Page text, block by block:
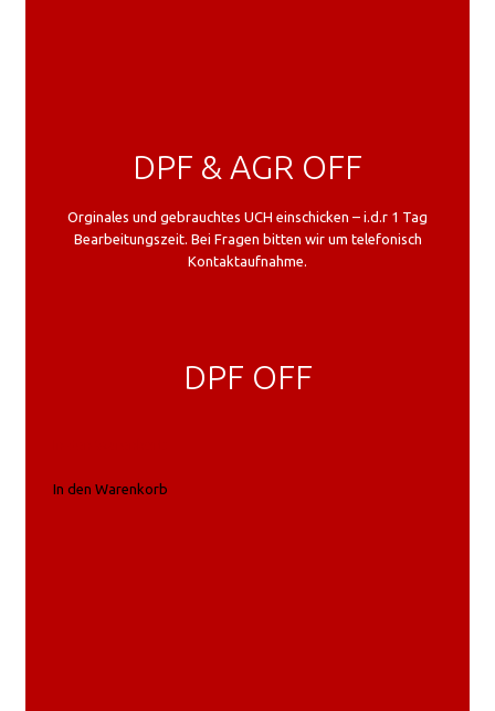
DPF OFF
In den Warenkorb
DPF & AGR OFF
Orginales und gebrauchtes UCH einschicken – i.d.r 1 Tag
Bearbeitungszeit. Bei Fragen bitten wir um telefonisch
Kontaktaufnahme.